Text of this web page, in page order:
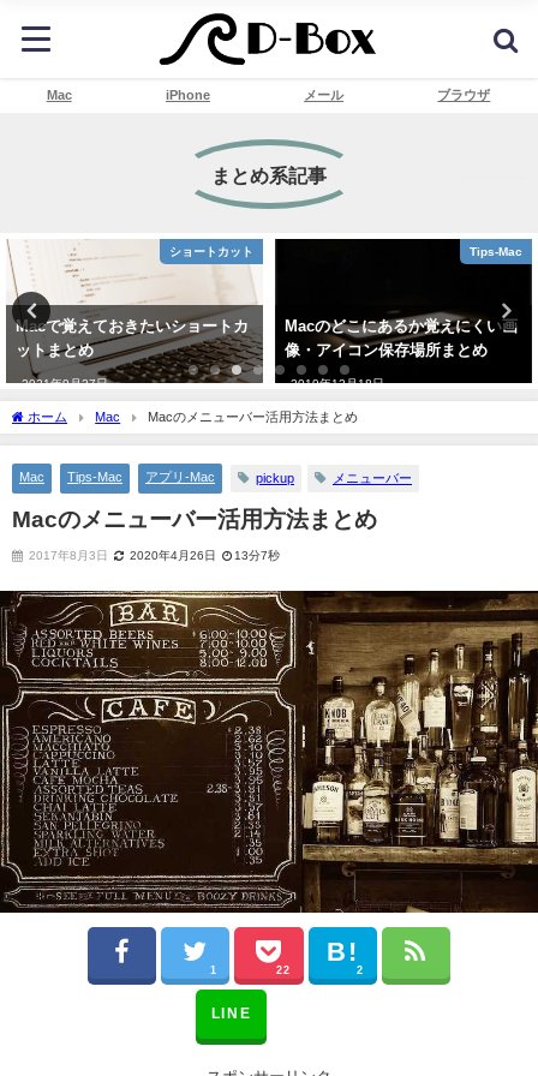
Mac iPhone メール ブラウザ
まとめ系記事
ショートカット
Macで覚えておきたいショートカ
ットまとめ
2021年9月27日
Tips-Mac
Macのどこにあるか覚えにくい画
像・アイコン保存場所まとめ
2019年12月18日
ホーム Mac Macのメニューバー活用方法まとめ
Mac Tips-Mac アプリ-Mac pickup メニューバー
Macのメニューバー活用方法まとめ
2017年8月3日 2020年4月26日 13分7秒
1 22 2
LINE